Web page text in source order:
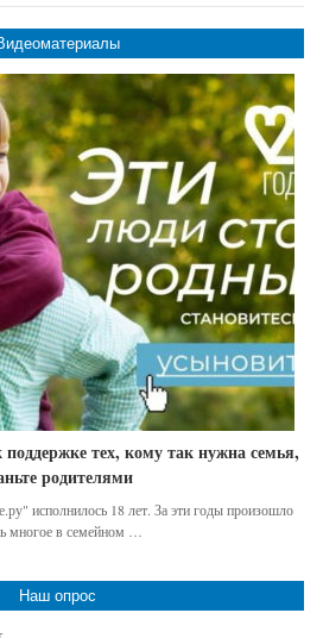
тех, кому так нужна семья,
родителями
исполнилось 18 лет. За эти годы произошло
многое в семейном …
Наш опрос